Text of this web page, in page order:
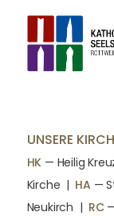
UNSERE
HK — Heilig
Kirche | HA —
Neukirch | RC—